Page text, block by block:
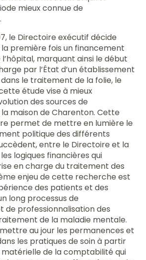
mieux connue de
le Directoire exécutif décide
la première fois un financement
marquant ainsi le début
par l’État d’un établissement
le traitement de la folie, le
étude vise à mieux
des sources de
maison de Charenton. Cette
permet de mettre en lumière le
politique des différents
entre le Directoire et la
logiques financières qui
en charge du traitement des
enjeu de cette recherche est
des patients et des
long processus de
de professionnalisation des
de la maladie mentale.
mettre au jour les permanences et
les pratiques de soin à partir
matérielle de la comptabilité qui